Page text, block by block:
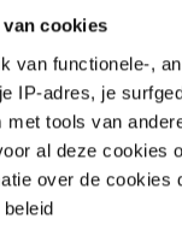
cookies
van functionele-,
IP-adres, je
tools van
al deze cookies
over de